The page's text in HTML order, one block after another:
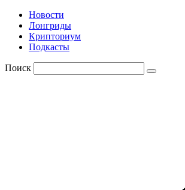
Новости
Лонгриды
Крипториум
Подкасты
Поиск